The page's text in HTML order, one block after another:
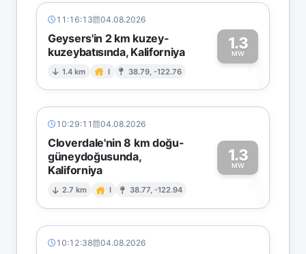
11:16:13 04.08.2026
Geysers'in 2 km kuzey-
kuzeybatısında, Kaliforniya
1.4 km I 38.79, -122.76
1.3
MW1
10:29:11 04.08.2026
Cloverdale'nin 8 km doğu-
güneydoğusunda,
Kaliforniya
2.7 km I 38.77, -122.94
1.3
MW
1
10:12:38 04.08.2026